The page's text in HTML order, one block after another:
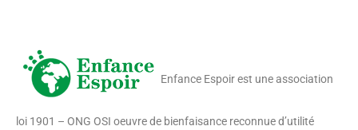
Enfance Espoir est une association
loi 1901 – ONG OSI oeuvre de bienfaisance reconnue d’utilité